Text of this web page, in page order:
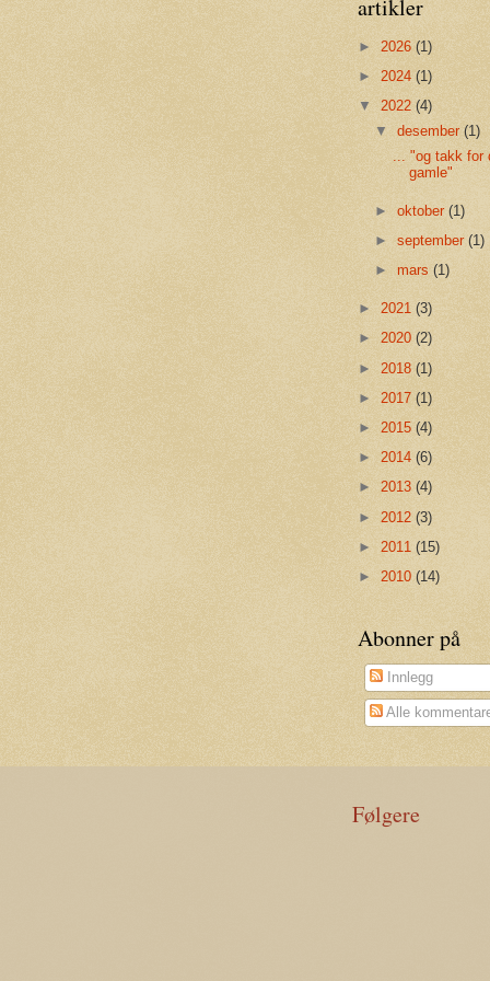
artikler
► 2026 (1)
► 2024 (1)
▼ 2022 (4)
▼ desember (1)
... "og takk for
gamle"
► oktober (1)
► september (1)
► mars (1)
► 2021 (3)
► 2020 (2)
► 2018 (1)
► 2017 (1)
► 2015 (4)
► 2014 (6)
► 2013 (4)
► 2012 (3)
► 2011 (15)
► 2010 (14)
Abonner på
Innlegg
Alle
Følgere